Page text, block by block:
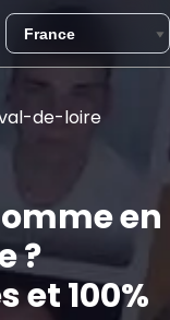
de-loire
en
?
et 100%